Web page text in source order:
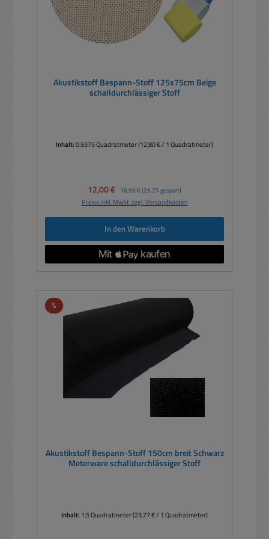
Akustikstoff Bespann-Stoff 125x75cm Beige
schalldurchlässiger Stoff
Inhalt:0.9375 Quadratmeter(12,80 € / 1 Quadratmeter)
Verkaufspreis:
12,00 € Regulärer Preis:
16,95 € (29.2% gespart)
Preise inkl. MwSt. zzgl. Versandkosten
In den Warenkorb
%Rabatt
Akustikstoff Bespann-Stoff 150cm breit Schwarz
Meterware schalldurchlässiger Stoff
Inhalt: 1.5 Quadratmeter(23,27 € / 1 Quadratmeter)